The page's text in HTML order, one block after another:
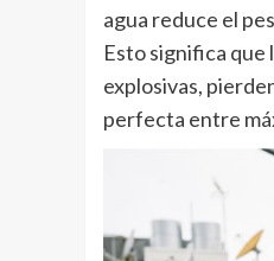
agua reduce el
Esto significa que
explosivas,
perfecta entre